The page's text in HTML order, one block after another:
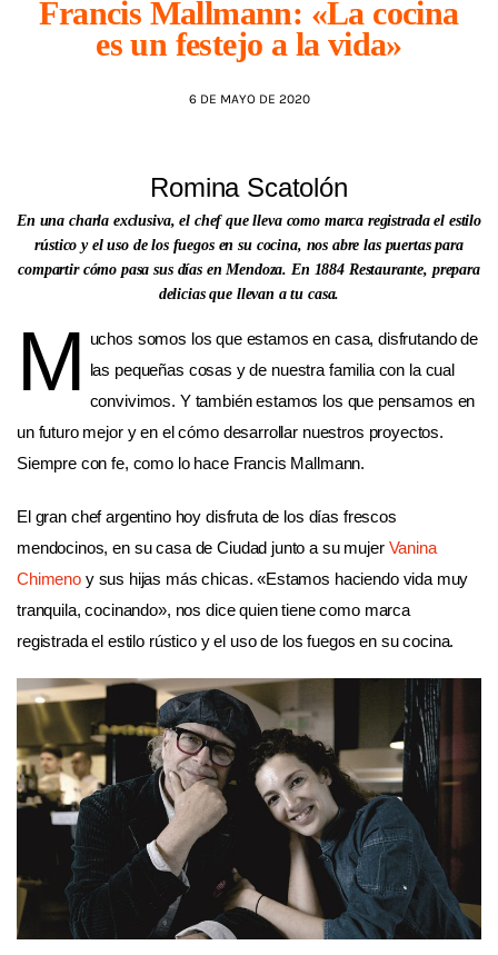
AGENDA
Francis Mallmann: «La cocina
es un festejo a la vida»
6 DE MAYO DE 2020
Romina Scatolón
En una charla exclusiva, el chef que lleva como marca registrada el estilo
rústico y el uso de los fuegos en su cocina, nos abre las puertas para
compartir cómo pasa sus días en Mendoza. En 1884 Restaurante, prepara
delicias que llevan a tu casa.
M uchos somos los que estamos en casa, disfrutando de
las pequeñas cosas y de nuestra familia con la cual
convivimos. Y también estamos los que pensamos en
un futuro mejor y en el cómo desarrollar nuestros proyectos.
Siempre con fe, como lo hace Francis Mallmann.
El gran chef argentino hoy disfruta de los días frescos
mendocinos, en su casa de Ciudad junto a su mujer Vanina
Chimeno y sus hijas más chicas. «Estamos haciendo vida muy
tranquila, cocinando», nos dice quien tiene como marca
registrada el estilo rústico y el uso de los fuegos en su cocina.